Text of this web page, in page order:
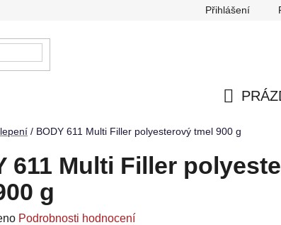
Reklamace
Přihlášení
/ BODY 611 Multi Filler polyesterový tmel 900 g
611 Multi Filler
g
Podrobnosti hodnocení